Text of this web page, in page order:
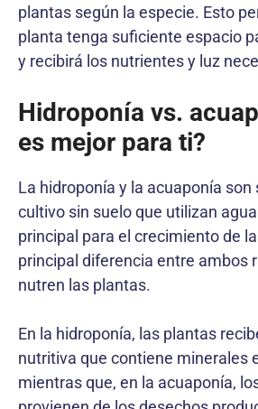
plantas según la especie. Esto
planta tenga suficiente espacio
y recibirá los nutrientes y luz
Hidroponía vs.
es mejor para ti?
La hidroponía y la acuaponía son
cultivo sin suelo que utilizan
principal para el crecimiento de
principal diferencia entre ambos
nutren las plantas.
En la hidroponía, las plantas
nutritiva que contiene minerales
mientras que, en la acuaponía,